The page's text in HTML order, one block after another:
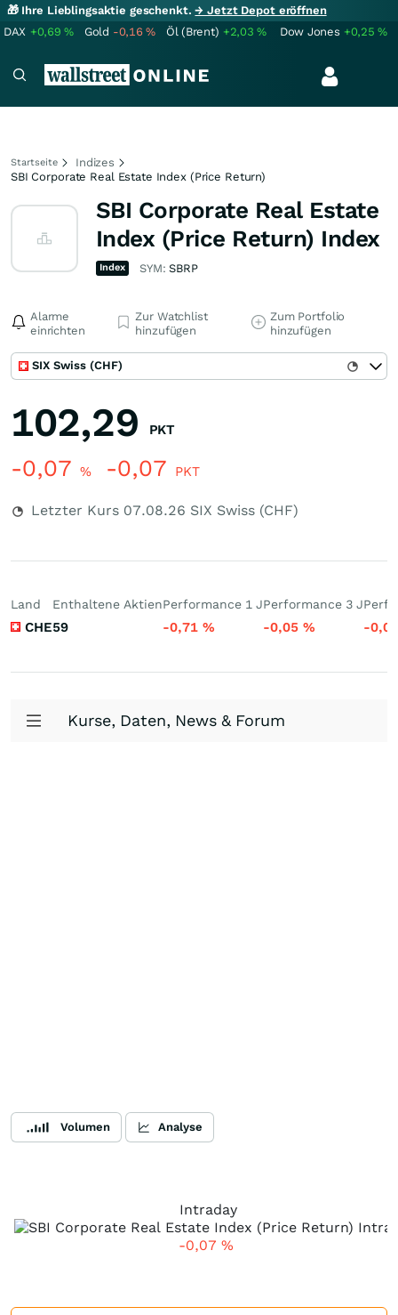
🎁 Ihre Lieblingsaktie geschenkt.→ Jetzt Depot eröffnen
DAX +0,69% Gold -0,16% Öl (Brent) +2,03% Dow Jones +0,25%
Startseite
Indizes
SBI Corporate Real Estate Index (Price Return)
SBI Corporate Real Estate
Index (Price Return) Index
Index SYM:SBRP
Alarme
einrichten
Zur Watchlist
hinzufügen
Zum Portfolio
hinzufügen
SIX Swiss (CHF)
102,29 PKT
-0,07 % -0,07 PKT
Letzter Kurs 07.08.26 SIX Swiss (CHF)
Land
CHE
Enthaltene Aktien
59
Performance 1 J
-0,71 %
Performance 3 J
-0,05 % -
Kurse, Daten, News & Forum
Volumen Analyse
Intraday
-0,07 %